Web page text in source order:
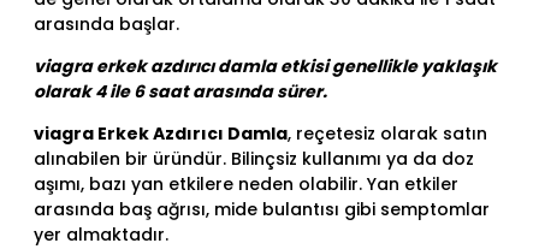
arasında başlar.
viagra erkek azdırıcı damla etkisi genellikle yaklaşık
olarak 4 ile 6 saat arasında sürer.
viagra Erkek Azdırıcı Damla, reçetesiz olarak satın
alınabilen bir üründür. Bilinçsiz kullanımı ya da doz
aşımı, bazı yan etkilere neden olabilir. Yan etkiler
arasında baş ağrısı, mide bulantısı gibi semptomlar
yer almaktadır.